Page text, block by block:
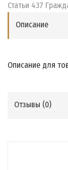
Статьи 437
Описание
Описание для
Отзывы (0)